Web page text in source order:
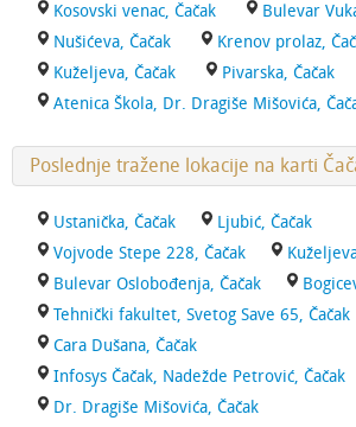
Kosovski venac, Čačak
Bulevar
Nušićeva, Čačak
Krenov prolaz,
Kuželjeva, Čačak
Pivarska, Čačak
Atenica Škola, Dr. Dragiše Mišovića,
Poslednje tražene lokacije na karti
Ustanička, Čačak
Ljubić, Čačak
Vojvode Stepe 228, Čačak
Bulevar Oslobođenja, Čačak
Tehnički fakultet, Svetog Save 65, Čačak
Cara Dušana, Čačak
Infosys Čačak, Nadežde Petrović, Čačak
Dr. Dragiše Mišovića, Čačak